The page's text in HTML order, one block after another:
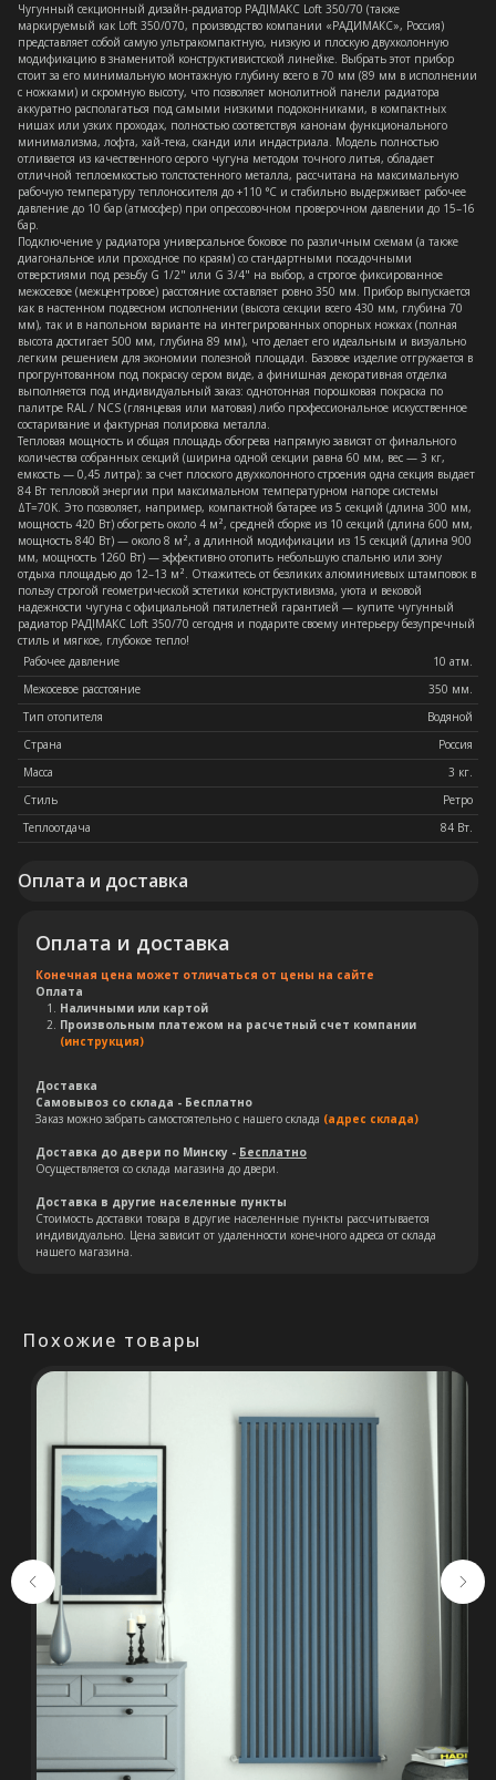
Чугунный секционный дизайн-радиатор РАДIМАКС Loft 350/70 (также
маркируемый как Loft 350/070, производство компании «РАДИМАКС», Россия)
представляет собой самую ультракомпактную, низкую и плоскую двухколонную
модификацию в знаменитой конструктивистской линейке. Выбрать этот прибор
стоит за его минимальную монтажную глубину всего в 70 мм (89 мм в исполнении
с ножками) и скромную высоту, что позволяет монолитной панели радиатора
аккуратно располагаться под самыми низкими подоконниками, в компактных
нишах или узких проходах, полностью соответствуя канонам функционального
минимализма, лофта, хай-тека, сканди или индастриала. Модель полностью
отливается из качественного серого чугуна методом точного литья, обладает
отличной теплоемкостью толстостенного металла, рассчитана на максимальную
рабочую температуру теплоносителя до +110 °C и стабильно выдерживает рабочее
давление до 10 бар (атмосфер) при опрессовочном проверочном давлении до 15–16
бар.
Подключение у радиатора универсальное боковое по различным схемам (а также
диагональное или проходное по краям) со стандартными посадочными
отверстиями под резьбу G 1/2" или G 3/4" на выбор, а строгое фиксированное
межосевое (межцентровое) расстояние составляет ровно 350 мм. Прибор выпускается
как в настенном подвесном исполнении (высота секции всего 430 мм, глубина 70
мм), так и в напольном варианте на интегрированных опорных ножках (полная
высота достигает 500 мм, глубина 89 мм), что делает его идеальным и визуально
легким решением для экономии полезной площади. Базовое изделие отгружается в
прогрунтованном под покраску сером виде, а финишная декоративная отделка
выполняется под индивидуальный заказ: однотонная порошковая покраска по
палитре RAL / NCS (глянцевая или матовая) либо профессиональное искусственное
состаривание и фактурная полировка металла.
Тепловая мощность и общая площадь обогрева напрямую зависят от финального
количества собранных секций (ширина одной секции равна 60 мм, вес — 3 кг,
емкость — 0,45 литра): за счет плоского двухколонного строения одна секция выдает
84 Вт тепловой энергии при максимальном температурном напоре системы
ΔT=70K. Это позволяет, например, компактной батарее из 5 секций (длина 300 мм,
мощность 420 Вт) обогреть около 4 м², средней сборке из 10 секций (длина 600 мм,
мощность 840 Вт) — около 8 м², а длинной модификации из 15 секций (длина 900
мм, мощность 1260 Вт) — эффективно отопить небольшую спальню или зону
отдыха площадью до 12–13 м². Откажитесь от безликих алюминиевых штамповок в
пользу строгой геометрической эстетики конструктивизма, уюта и вековой
надежности чугуна с официальной пятилетней гарантией — купите чугунный
радиатор РАДIМАКС Loft 350/70 сегодня и подарите своему интерьеру безупречный
стиль и мягкое, глубокое тепло!
Рабочее давление
10 атм.
Межосевое расстояние
350 мм.
Тип отопителя
Водяной
Страна
Россия
Масса
3 кг.
Стиль
Ретро
Теплоотдача
84 Вт.
Оплата и доставка
Оплата и доставка
Конечная цена может отличаться от цены на сайте
Оплата
Наличными или картой
Произвольным платежом на расчетный счет компании
(инструкция)
Доставка
Самовывоз со склада - Бесплатно
Заказ можно забрать самостоятельно с нашего склада (адрес склада)
Доставка до двери по Минску - Бесплатно
Осуществляется со склада магазина до двери.
Доставка в другие населенные пункты
Стоимость доставки товара в другие населенные пункты рассчитывается
индивидуально. Цена зависит от удаленности конечного адреса от склада
нашего магазина.
Похожие товары
Остались вопросы?
насколько важно сделать
правильный выбор.
Консультация
+375 (29) 652 34 03
ООО «ТермоАльянс», РБ, 220062, г.
Минск пр-т Победителей 131, оф.68 УНП
692071529, р/с BY38 ALFA 3012 2327
5000 2027 0000, в ЗАО «Альфа-Банк»,